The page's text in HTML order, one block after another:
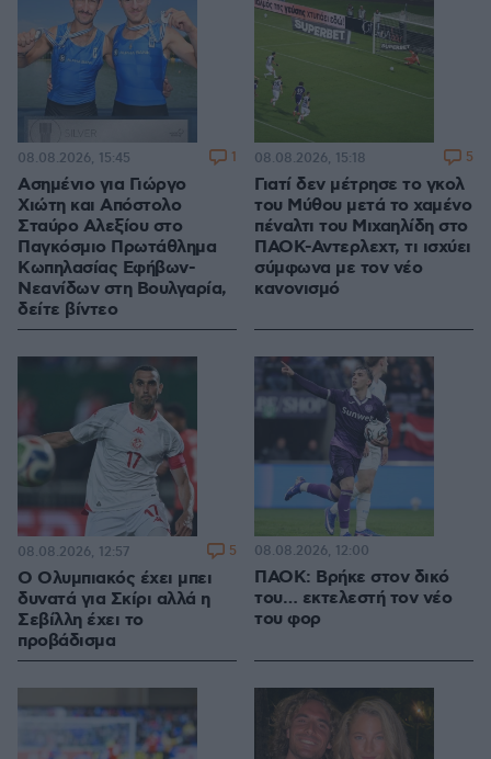
Ασημένιο για Γιώργο
Χιώτη και Απόστολο
Σταύρο Αλεξίου στο
Παγκόσμιο Πρωτάθλημα
Κωπηλασίας Εφήβων-
Νεανίδων στη Βουλγαρία,
δείτε βίντεο
08.08.2026, 15:45 1
Γιατί δεν μέτρησε το γκολ
του Μύθου μετά το χαμένο
πέναλτι του Μιχαηλίδη στο
ΠΑΟΚ-Αντερλεχτ, τι ισχύει
σύμφωνα με τον νέο
κανονισμό
08.08.2026, 15:18 5
Ο Ολυμπιακός έχει μπει
δυνατά για Σκίρι αλλά η
Σεβίλλη έχει το
προβάδισμα
08.08.2026, 12:57 5
ΠΑΟΚ: Βρήκε στον δικό
του… εκτελεστή τον νέο
του φορ
08.08.2026, 12:00